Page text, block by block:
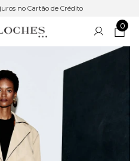
no Cartão de Crédito
0